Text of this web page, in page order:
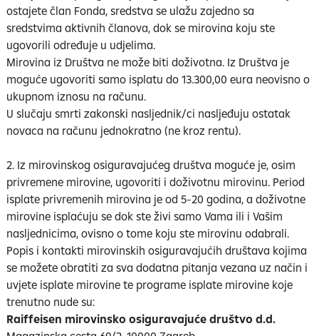
ostajete član Fonda, sredstva se ulažu zajedno sa
sredstvima aktivnih članova, dok se mirovina koju ste
ugovorili određuje u udjelima.
Mirovina iz Društva ne može biti doživotna. Iz Društva je
moguće ugovoriti samo isplatu do 13.300,00 eura neovisno o
ukupnom iznosu na računu.
U slučaju smrti zakonski nasljednik/ci nasljeđuju ostatak
novaca na računu jednokratno (ne kroz rentu).
2. Iz mirovinskog osiguravajućeg društva moguće je, osim
privremene mirovine, ugovoriti i doživotnu mirovinu. Period
isplate privremenih mirovina je od 5-20 godina, a doživotne
mirovine isplaćuju se dok ste živi samo Vama ili i Vašim
nasljednicima, ovisno o tome koju ste mirovinu odabrali.
Popis i kontakti mirovinskih osiguravajućih društava kojima
se možete obratiti za sva dodatna pitanja vezana uz način i
uvjete isplate mirovine te programe isplate mirovine koje
trenutno nude su:
Raiffeisen mirovinsko osiguravajuće društvo d.d.